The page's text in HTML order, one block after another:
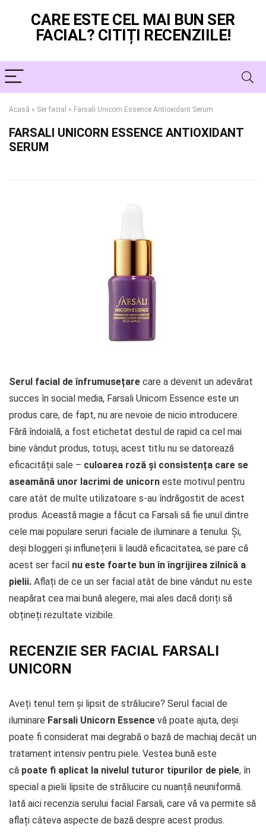
CARE ESTE CEL MAI BUN SER
FACIAL? CITIȚI RECENZIILE!
Acasă » Ser facial » Farsali Unicorn Essence Antioxidant Serum
FARSALI UNICORN ESSENCE ANTIOXIDANT
SERUM
Serul facial de înfrumusețare care a devenit un adevărat
succes în social media, Farsali Unicorn Essence este un
produs care, de fapt, nu are nevoie de nicio introducere.
Fără îndoială, a fost etichetat destul de rapid ca cel mai
bine vândut produs, totuși, acest titlu nu se datorează
eficacității sale – culoarea roză și consistența care se
aseamănă unor lacrimi de unicorn este motivul pentru
care atât de multe utilizatoare s-au îndrăgostit de acest
produs. Această magie a făcut ca Farsali să fie unul dintre
cele mai populare seruri faciale de iluminare a tenului. Și,
deși bloggeri și influnețerii îi laudă eficacitatea, se pare că
acest ser facil nu este foarte bun în îngrijirea zilnică a
pielii. Aflați de ce un ser facial atât de bine vândut nu este
neapărat cea mai bună alegere, mai ales dacă doriți să
obțineți rezultate vizibile.
RECENZIE SER FACIAL FARSALI
UNICORN
Aveți tenul tern și lipsit de strălucire? Serul facial de
iluminare Farsali Unicorn Essence vă poate ajuta, deși
poate fi considerat mai degrabă o bază de machiaj decât un
tratament intensiv pentru piele. Vestea bună este
că poate fi aplicat la nivelul tuturor tipurilor de piele, în
special a pielii lipsite de strălucire cu nuanță neuniformă.
Iată aici recenzia serului facial Farsali, care vă va permite să
aflați câteva aspecte de bază despre acest produs.